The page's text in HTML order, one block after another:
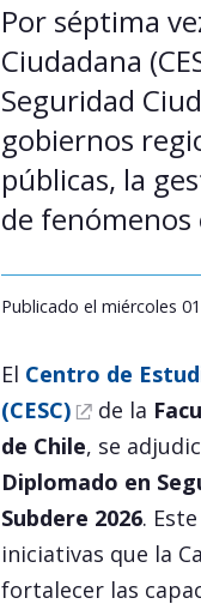
Por séptima
Ciudadana
Seguridad
gobiernos
públicas, la
de
Publicado el miércoles
El Centro de
(CESC)
de la
de Chile, se
Diplomado en
Subdere 2026.
iniciativas que la
fortalecer las